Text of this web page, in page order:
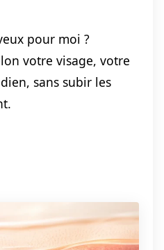
pour moi ?
votre visage, votre
sans subir les